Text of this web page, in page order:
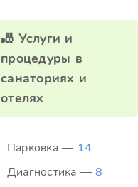
🎳 Услуги и
процедуры в
санаториях и
отелях
Парковка — 14
Диагностика —8